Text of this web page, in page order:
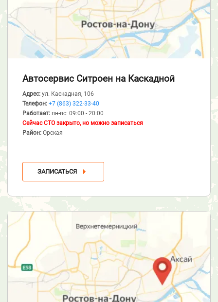
Автосервис Ситроен на Каскадной
Адрес: ул. Каскадная, 106
Телефон: +7 (863) 322-33-40
Работает: пн-вс: 09:00 - 20:00
Сейчас СТО закрыто, но можно записаться
Район: Орская
ЗАПИСАТЬСЯ